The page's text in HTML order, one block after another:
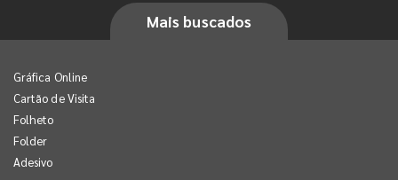
Mais buscados
Gráfica Online
Cartão de Visita
Folheto
Folder
Adesivo